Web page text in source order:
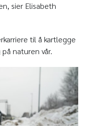
sier Elisabeth
til å kartlegge
naturen vår.